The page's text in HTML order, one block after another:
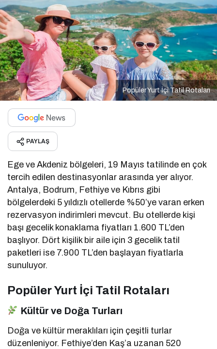
Popüler Yurt İçi Tatil Rotaları
PAYLAŞ
Ege ve Akdeniz bölgeleri, 19 Mayıs tatilinde en çok
tercih edilen destinasyonlar arasında yer alıyor.
Antalya, Bodrum, Fethiye ve Kıbrıs gibi
bölgelerdeki 5 yıldızlı otellerde %50’ye varan erken
rezervasyon indirimleri mevcut. Bu otellerde kişi
başı gecelik konaklama fiyatları 1.600 TL’den
başlıyor. Dört kişilik bir aile için 3 gecelik tatil
paketleri ise 7.900 TL’den başlayan fiyatlarla
sunuluyor.
Popüler Yurt İçi Tatil Rotaları
Kültür ve Doğa Turları
Doğa ve kültür meraklıları için çeşitli turlar
düzenleniyor. Fethiye’den Kaş’a uzanan 520